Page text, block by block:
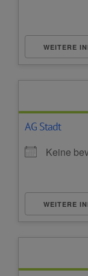
WEITERE
AG Stadt
Keine
WEITERE